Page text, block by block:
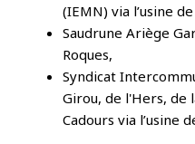
(IEMN) via l’usine
Saudrune Ariège
Roques,
Syndicat
Girou, de l'Hers, de
Cadours via l’usine